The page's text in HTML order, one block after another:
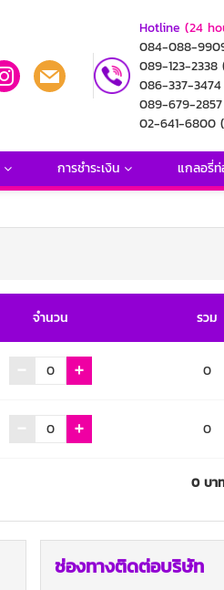
Hotline (24
084-088-
089-123-2338
086-337-3474
089-679-2857
02-641-6800
การชำระเงิน แกลอรี่ท่
จำนวน รวม
0
0
0บา
ช่องทางติดต่อบริษัท